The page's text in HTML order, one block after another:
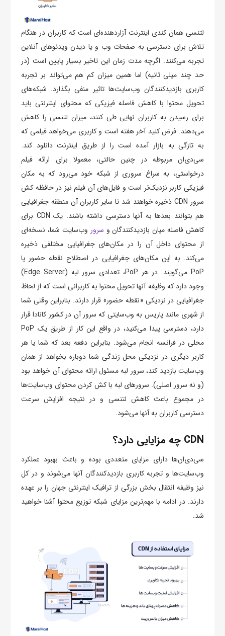
لتنسی همان کندی اینترنت آزاردهنده‌ای است که کاربران در هنگام
تلاش برای دسترسی به صفحات وب و یا دیدن ویدئوهای آنلاین
تجربه می‌کنند. اگرچه مدت زمان این تاخیر بسیار پایین است (در
حد چند میلی ثانیه) اما همین میزان کم هم می‌تواند بر تجربه
کاربری بازدیدکنندگان وب‌سایت‌ها تاثیر منفی بگذارد. شبکه‌های
تحویل محتوا با کاهش فاصله فیزیکی که محتوای اینترنتی باید
برای رسیدن به کاربران نهایی طی کنند، میزان لتنسی را کاهش
می‌دهند. فرض کنید آخر هفته است و کاربری می‌خواهد فیلمی که
به تازگی به بازار آمده است را از طریق اینترنت دانلود کند.
سی‌دی‌ان‌ مربوطه در چنین حالتی، معمولا برای ارائه فیلم
درخواستی، به سراغ سروری از شبکه خود می‌رود که به مکان
فیزیکی کاربر نزدیک‌تر است و فایل‌های آن فیلم نیز در حافظه کش
سرور CDN ذخیره خواهند شد تا سایر کاربران آن منطقه جغرافیایی
هم بتوانند بعدها به آنها دسترسی داشته باشند. یک CDN برای
کاهش فاصله میان بازدیدکنندگان و سرور وب‌سایت شما، نسخه‌ای
از محتوای داخل آن را در مکان‌های جغرافیایی مختلفی ذخیره
می‌کند. به این مکان‌های جغرافیایی در اصطلاح نقطه حضور یا
PoP می‌گویند. در هر PoP، تعدادی سرور لبه (Edge Server)
وجود دارد که وظیفه آنها تحویل محتوا به کاربرانی است که از لحاظ
جغرافیایی در نزدیکی «نقطه حضور» قرار دارند. بنابراین وقتی شما
از شهری مانند پاریس به وب‌سایتی که سرور آن در کشور کانادا قرار
دارد، دسترسی پیدا می‌کنید، در واقع این کار از طریق یک PoP
محلی در فرانسه انجام می‌شود. بنابراین دفعه بعد که شما یا هر
کاربر دیگری در نزدیکی محل زندگی شما دوباره بخواهد از همان
وب‌سایت بازدید کند، سرور لبه مسئول ارائه محتوای آن خواهد بود
(و نه سرور اصلی). سرورهای لبه با کش کردن محتوای وب‌سایت‌ها
در مجموع باعث کاهش لتنسی و در نتیجه افزایش سرعت
دسترسی کاربران به آنها می‌شود.
CDN چه مزایایی دارد؟
سی‌دی‌ان‌‌ها دارای مزایای متعددی بوده و باعث بهبود عملکرد
وب‌سایت‌ها و تجربه کاربری بازدیدکنندگان آنها می‌شوند و در کل
نیز وظیفه انتقال بخش بزرگی از ترافیک اینترنتی جهان را بر عهده
دارند. در ادامه با مهم‌ترین مزایای شبکه توزیع محتوا آشنا خواهید
شد.